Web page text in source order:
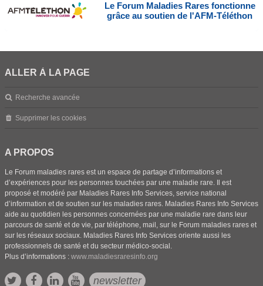
Le Forum Maladies Rares fonctionne
grâce au soutien de l'AFM-Téléthon
ALLER À LA PAGE
Recherche avancée
Supprimer les cookies
A PROPOS
Le Forum maladies rares est un espace de partage d’informations et
d’expériences pour les personnes touchées par une maladie rare. Il est
proposé et modéré par Maladies Rares Info Services, service national
d’information et de soutien sur les maladies rares. Maladies Rares Info Services
aide au quotidien les personnes concernées par une maladie rare dans leur
parcours de santé et de vie, par téléphone, mail, sur le Forum maladies rares et
sur les réseaux sociaux. Maladies Rares Info Services oriente aussi les
professionnels de santé et du secteur médico-social.
Plus d’informations : www.maladiesraresinfo.org
newsletter